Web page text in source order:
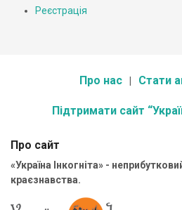
Реєстрація
Про нас Стати
Підтримати сайт
Про сайт
«Україна Інкогніта» -
краєзнавства.